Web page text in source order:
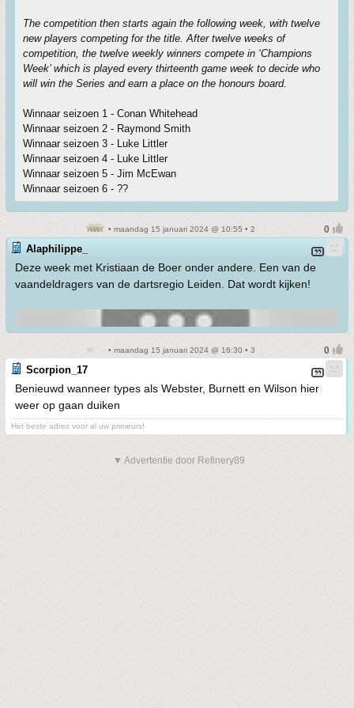
The competition then starts again the following week, with twelve
new players competing for the title. After twelve weeks of
competition, the twelve weekly winners compete in ‘Champions
Week’ which is played every thirteenth game week to decide who
will win the Series and earn a place on the honours board.
Winnaar seizoen 1 - Conan Whitehead
Winnaar seizoen 2 - Raymond Smith
Winnaar seizoen 3 - Luke Littler
Winnaar seizoen 4 - Luke Littler
Winnaar seizoen 5 - Jim McEwan
Winnaar seizoen 6 - ??
• maandag 15 januari 2024 @ 10:55 • 2
Alaphilippe_
Deze week met Kristiaan de Boer onder andere. Een van de
vaandeldragers van de dartsregio Leiden. Dat wordt kijken!
• maandag 15 januari 2024 @ 16:30 • 3
Scorpion_17
Benieuwd wanneer types als Webster, Burnett en Wilson hier
weer op gaan duiken
Het beste adres voor al uw primeurs!
▼ Advertentie door Refinery89